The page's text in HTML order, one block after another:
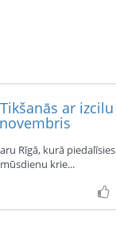
ar izcilu
Rīgā, kurā piedalīsies
krie...